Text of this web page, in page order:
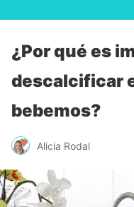
¿Por qué es
descalcificar
bebemos?
Alicia Rodal